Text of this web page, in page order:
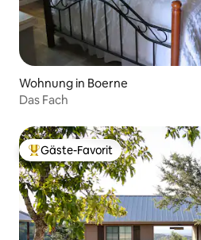
Wohnung in Boerne
Das Fach
Beliebter Gäste-Favorit.
Gäste-Favorit